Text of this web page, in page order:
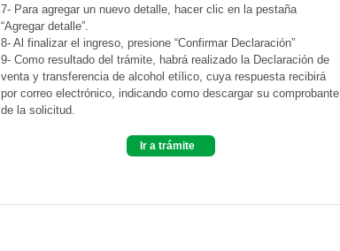
7- Para agregar un nuevo detalle, hacer clic en la pestaña
“Agregar detalle”.
8- Al finalizar el ingreso, presione “Confirmar Declaración”
9- Como resultado del trámite, habrá realizado la Declaración de
venta y transferencia de alcohol etílico, cuya respuesta recibirá
por correo electrónico, indicando como descargar su comprobante
de la solicitud.
Ir a trámite